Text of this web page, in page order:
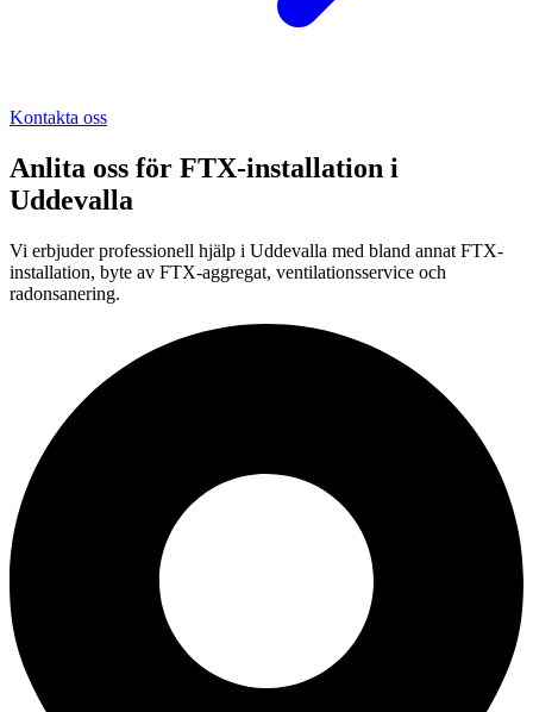
Kontakta oss
Anlita oss för FTX-installation i
Uddevalla
Vi erbjuder professionell hjälp i Uddevalla med bland annat FTX-
installation, byte av FTX-aggregat, ventilationsservice och
radonsanering.